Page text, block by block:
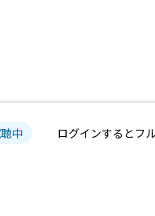
中 ログインするとフ